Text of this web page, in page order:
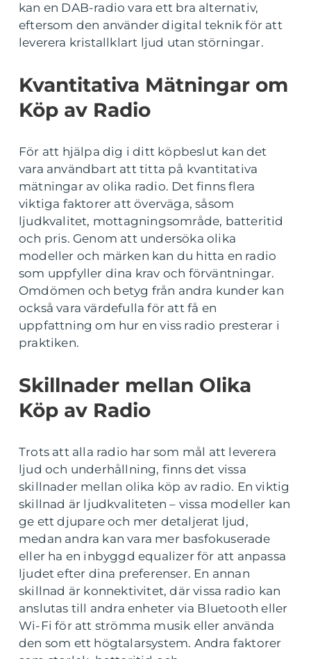
kan en DAB-radio vara ett bra alternativ,
eftersom den använder digital teknik för att
leverera kristallklart ljud utan störningar.
Kvantitativa Mätningar om
Köp av Radio
För att hjälpa dig i ditt köpbeslut kan det
vara användbart att titta på kvantitativa
mätningar av olika radio. Det finns flera
viktiga faktorer att överväga, såsom
ljudkvalitet, mottagningsområde, batteritid
och pris. Genom att undersöka olika
modeller och märken kan du hitta en radio
som uppfyller dina krav och förväntningar.
Omdömen och betyg från andra kunder kan
också vara värdefulla för att få en
uppfattning om hur en viss radio presterar i
praktiken.
Skillnader mellan Olika
Köp av Radio
Trots att alla radio har som mål att leverera
ljud och underhållning, finns det vissa
skillnader mellan olika köp av radio. En viktig
skillnad är ljudkvaliteten – vissa modeller kan
ge ett djupare och mer detaljerat ljud,
medan andra kan vara mer basfokuserade
eller ha en inbyggd equalizer för att anpassa
ljudet efter dina preferenser. En annan
skillnad är konnektivitet, där vissa radio kan
anslutas till andra enheter via Bluetooth eller
Wi-Fi för att strömma musik eller använda
den som ett högtalarsystem. Andra faktorer